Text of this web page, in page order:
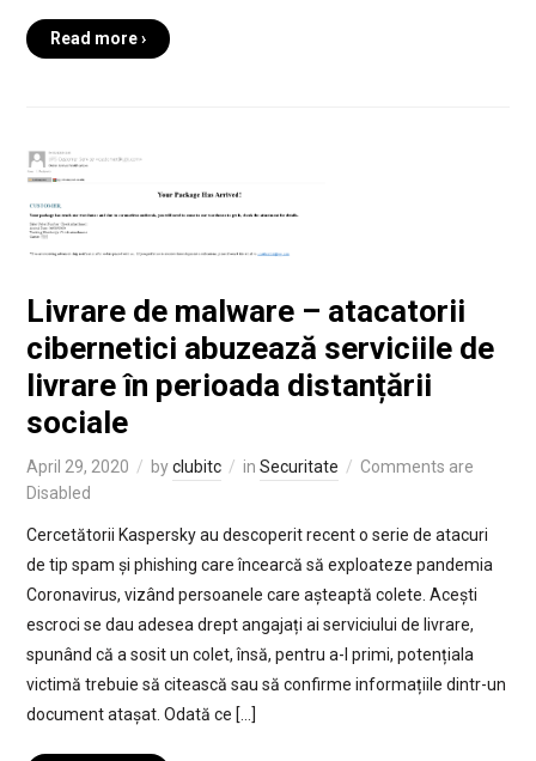
Read more ›
Livrare de malware – atacatorii
cibernetici abuzează serviciile de
livrare în perioada distanțării
sociale
April 29, 2020 byclubitc in Securitate
Comments are
Disabled
Cercetătorii Kaspersky au descoperit recent o serie de atacuri
de tip spam și phishing care încearcă să exploateze pandemia
Coronavirus, vizând persoanele care așteaptă colete. Acești
escroci se dau adesea drept angajați ai serviciului de livrare,
spunând că a sosit un colet, însă, pentru a-l primi, potențiala
victimă trebuie să citească sau să confirme informațiile dintr-un
document atașat. Odată ce […]